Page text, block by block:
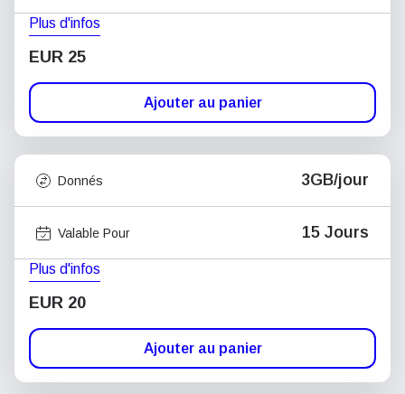
Plus d'infos
EUR 25
Ajouter au panier
Donnés 3GB/jour
Valable Pour 15 Jours
Plus d'infos
EUR 20
Ajouter au panier